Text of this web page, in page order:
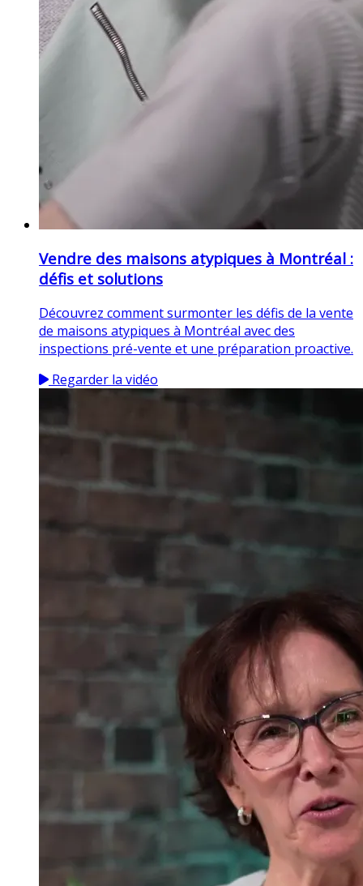
Vendre des maisons atypiques à Montréal :
défis et solutions
Découvrez comment surmonter les défis de la vente
de maisons atypiques à Montréal avec des
inspections pré-vente et une préparation proactive.
Regarder la vidéo